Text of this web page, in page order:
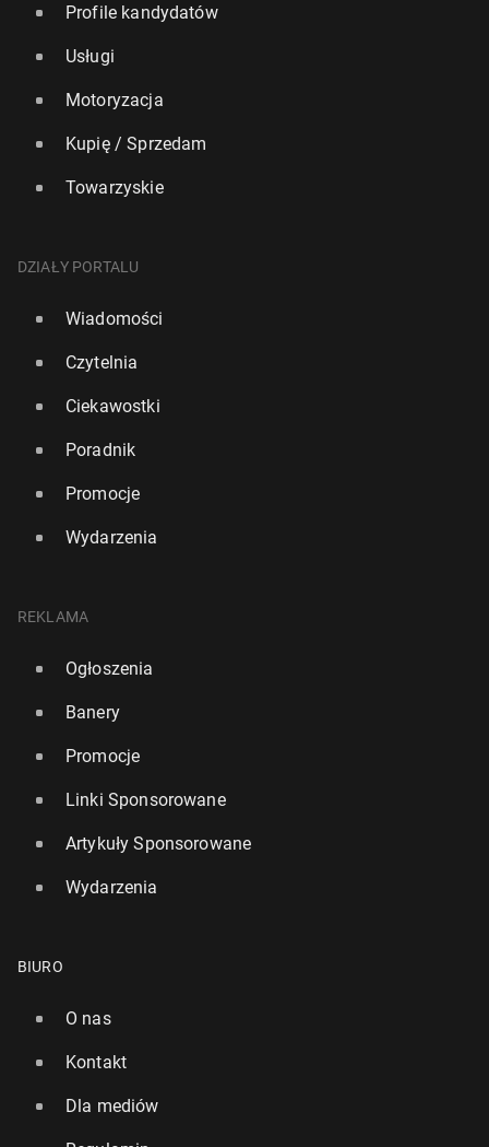
Profile kandydatów
Usługi
Motoryzacja
Kupię / Sprzedam
Towarzyskie
DZIAŁY PORTALU
Wiadomości
Czytelnia
Ciekawostki
Poradnik
Promocje
Wydarzenia
REKLAMA
Ogłoszenia
Banery
Promocje
Linki Sponsorowane
Artykuły Sponsorowane
Wydarzenia
BIURO
O nas
Kontakt
Dla mediów